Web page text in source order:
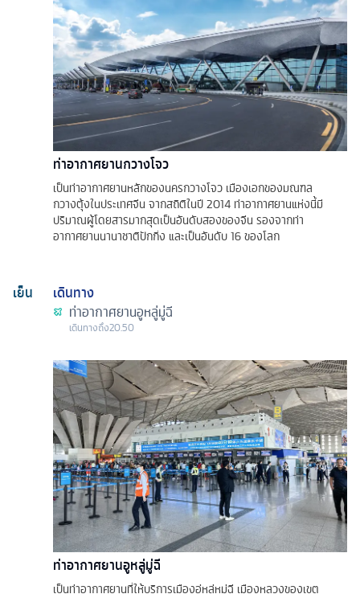
ท่าอากาศยานกวางโจว
เป็นท่าอากาศยานหลักของนครกวางโจว เมืองเอกของมณฑล
กวางตุ้งในประเทศจีน จากสถิติในปี 2014 ท่าอากาศยานแห่งนี้มี
ปริมาณผู้โดยสารมากสุดเป็นอันดับสองของจีน รองจากท่า
อากาศยานนานาชาติปักกิ่ง และเป็นอันดับ 16 ของโลก
เย็น
เดินทาง
ท่าอากาศยานอูหลู่มู่ฉี
เดินทางถึง20.50
ท่าอากาศยานอูหลู่มู่ฉี
เป็นท่าอากาศยานที่ให้บริการเมืองอู่หลู่หมู่ฉี เมืองหลวงของเขต